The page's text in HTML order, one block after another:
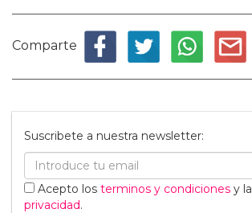
Comparte
Suscribete a nuestra newsletter:
Acepto los terminos y condiciones y la
privacidad.